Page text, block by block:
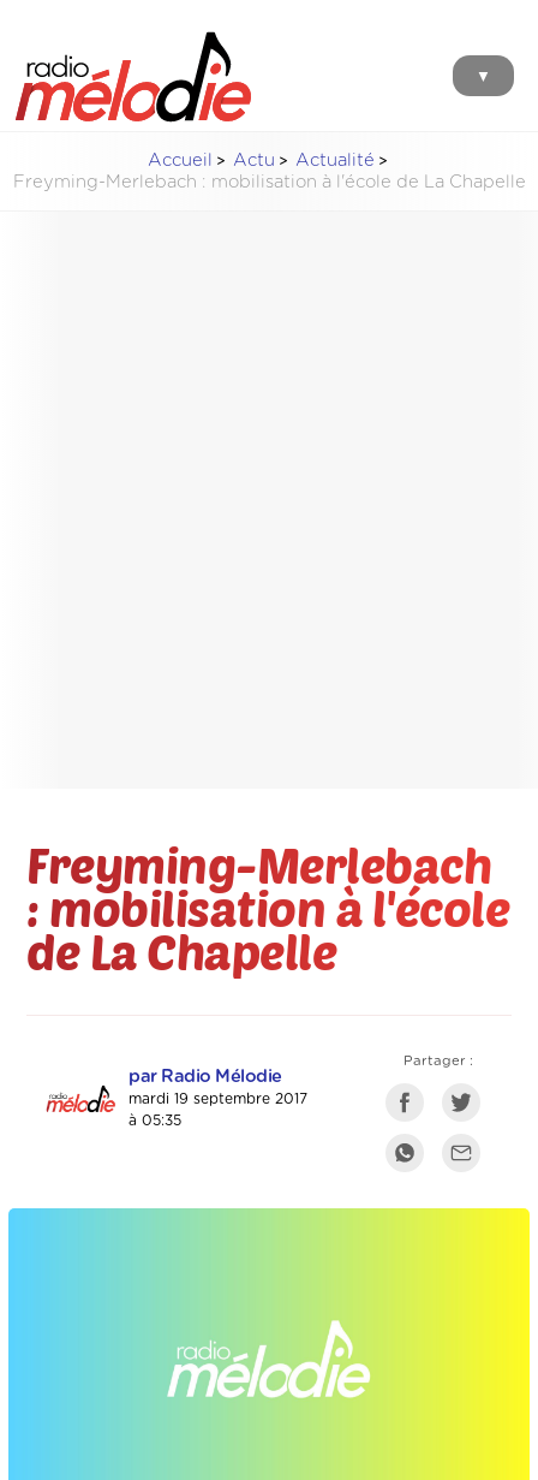
▼
Accueil Actu
Actualité
Freyming-Merlebach : mobilisation à l'école de La Chapelle
Freyming-Merlebach
: mobilisation à l'école
de La Chapelle
par Radio Mélodie
mardi 19 septembre 2017
à 05:35
Partager :